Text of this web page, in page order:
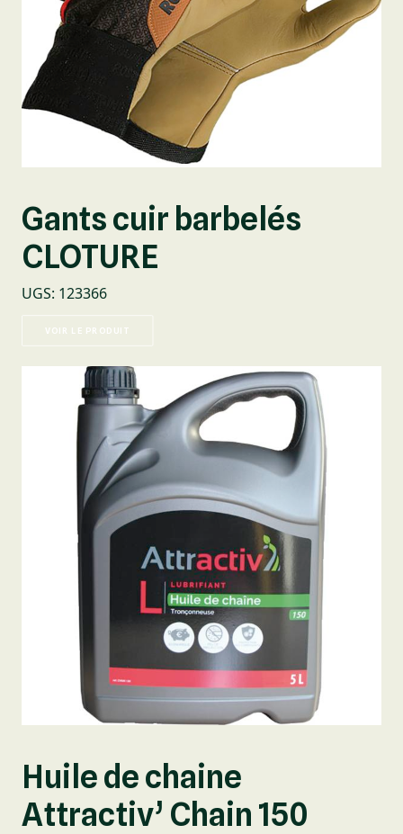
Gants cuir barbelés
CLOTURE
UGS: 123366
VOIR LE PRODUIT
Huile de chaine
Attractiv’ Chain 150